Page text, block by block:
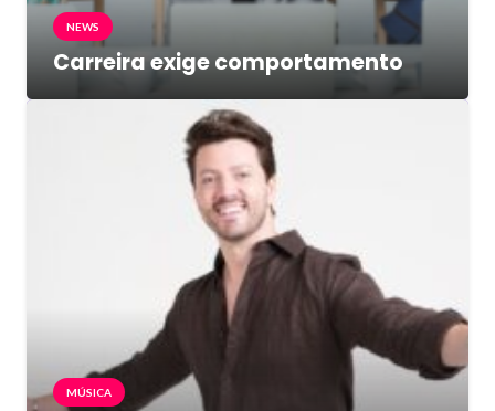
NEWS
Carreira exige comportamento
MÚSICA